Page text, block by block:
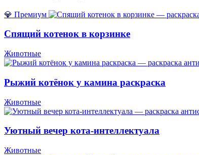
💎 Премиум
Спящий котенок в корзинке
Животные
Рыжий котёнок у камина раскраска
Животные
Уютный вечер кота-интеллектуала
Животные